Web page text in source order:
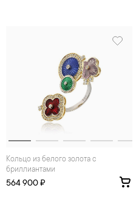
Кольцо из белого золота с
бриллиантами
564 900 ₽